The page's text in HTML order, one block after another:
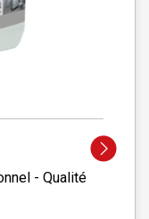
- Qualité